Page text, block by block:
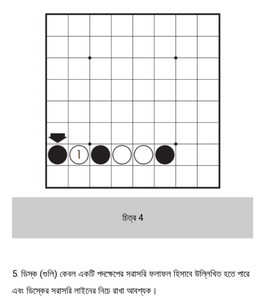
চিত্র 4
5. ডিস্ক (গুলি) কেবল একটি পদক্ষেপের সরাসরি ফলাফল হিসাবে উল্লিখিত হতে পারে
এবং ডিস্কের সরাসরি লাইনের নিচে রাখা আবশ্যক।